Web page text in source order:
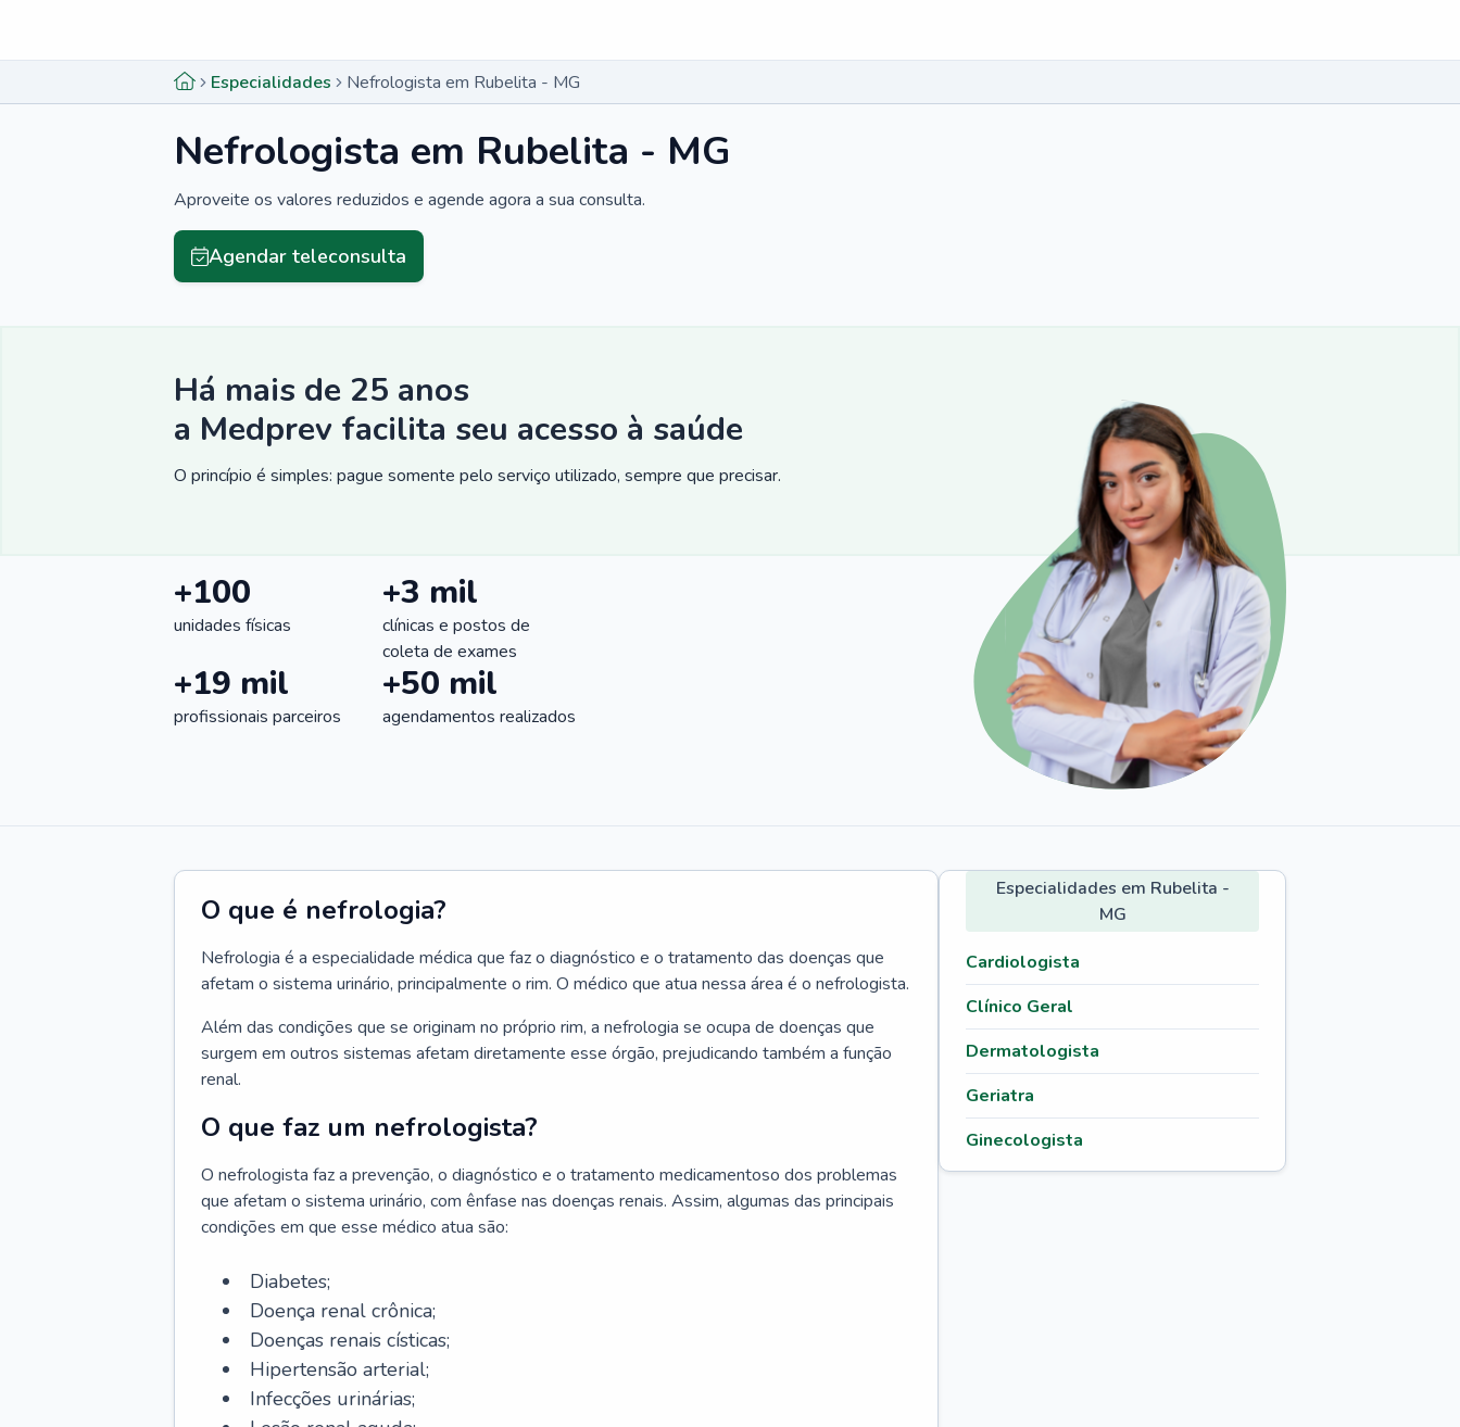
Especialidades Nefrologista em Rubelita - MG
Nefrologista em Rubelita - MG
Aproveite os valores reduzidos e agende agora a sua consulta.
Agendar teleconsulta
Há mais de 25 anos
a Medprev facilita seu acesso à saúde
O princípio é simples: pague somente pelo serviço utilizado, sempre que precisar.
+100
unidades físicas
+3 mil
clínicas e postos de
coleta de exames
+19 mil
profissionais parceiros
+50 mil
agendamentos realizados
O que é nefrologia?
Nefrologia é a especialidade médica que faz o diagnóstico e o tratamento das doenças que
afetam o sistema urinário, principalmente o rim. O médico que atua nessa área é o nefrologista.
Além das condições que se originam no próprio rim, a nefrologia se ocupa de doenças que
surgem em outros sistemas afetam diretamente esse órgão, prejudicando também a função
renal.
O que faz um nefrologista?
O nefrologista faz a prevenção, o diagnóstico e o tratamento medicamentoso dos problemas
que afetam o sistema urinário, com ênfase nas doenças renais. Assim, algumas das principais
condições em que esse médico atua são:
Diabetes;
Doença renal crônica;
Doenças renais císticas;
Hipertensão arterial;
Infecções urinárias;
Especialidades em Rubelita -
MG
Cardiologista
Clínico Geral
Dermatologista
Geriatra
Ginecologista